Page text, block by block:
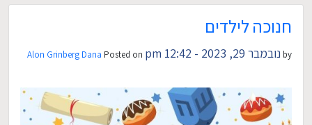
חדשות ואירועים
צרו קשר
חנוכה לילדים
Posted on נובמבר 29, 2023 - 12:42 pm by
Alon Grinberg Dana